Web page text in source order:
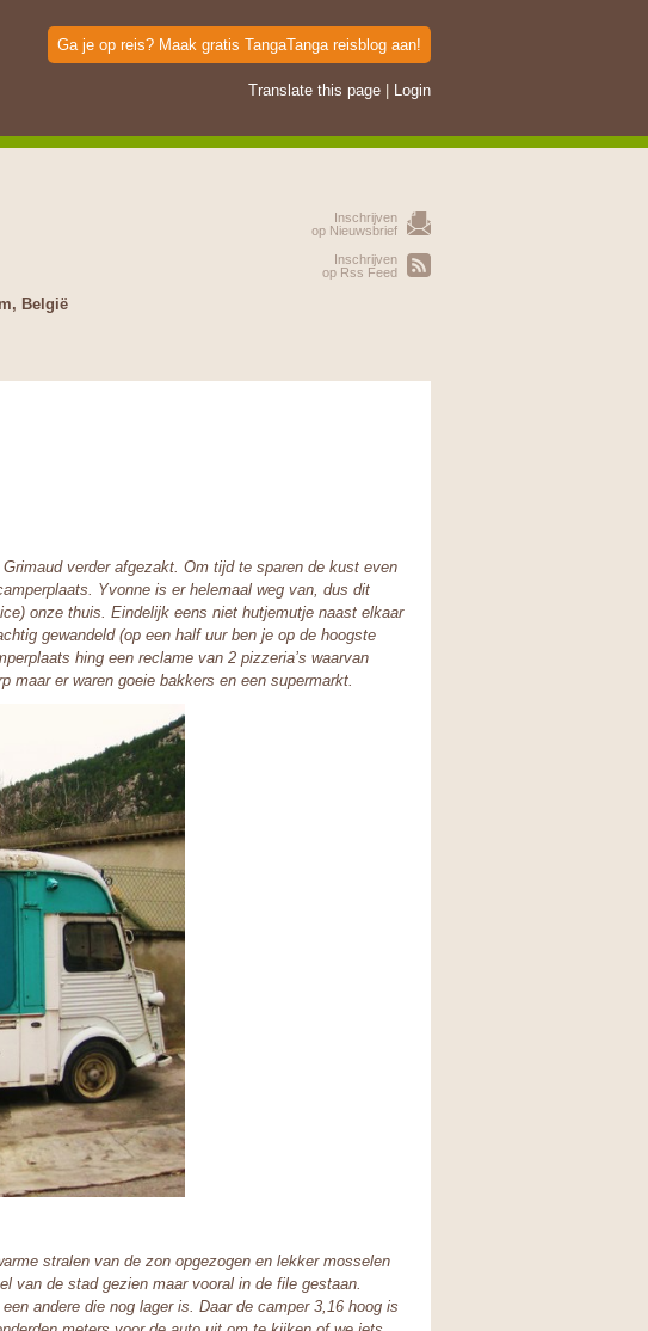
Ga je op reis? Maak gratis TangaTanga reisblog aan!
Translate this page Login
België
Inschrijven
op Nieuwsbrief
Inschrijven
op Rss Feed
verder afgezakt. Om tijd te sparen de kust even
Yvonne is er helemaal weg van, dus dit
onze thuis. Eindelijk eens niet hutjemutje naast elkaar
gewandeld (op een half uur ben je op de hoogste
hing een reclame van 2 pizzeria’s waarvan
maar er waren goeie bakkers en een supermarkt.
stralen van de zon opgezogen en lekker mosselen
van de stad gezien maar vooral in de file gestaan.
andere die nog lager is. Daar de camper 3,16 hoog is